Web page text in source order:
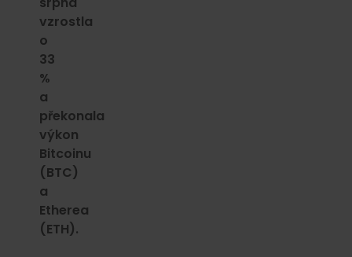
vzrostla
o
33
%
a
překonala
výkon
Bitcoinu
(BTC)
a
Etherea
(ETH).